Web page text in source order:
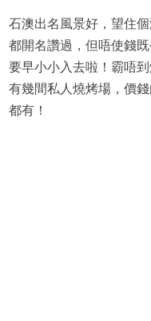
石澳出名風景好，望住
都開名讚過，但唔使錢
要早小小入去啦！霸唔
有幾間私人燒烤場，價
都有！